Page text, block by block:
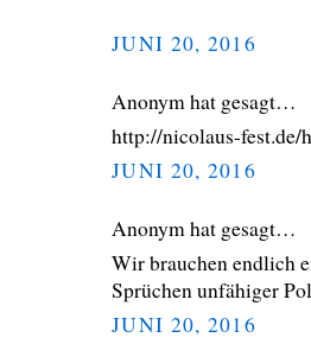
JUNI 20, 2016
Anonym hat gesagt…
http://nicolaus-
JUNI 20, 2016
Anonym hat gesagt…
Wir brauchen endlich
Sprüchen unfähiger
JUNI 20, 2016